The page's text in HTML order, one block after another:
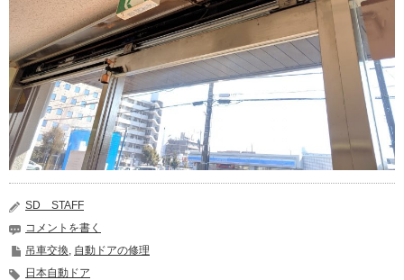
SD STAFF
コメントを書く
吊車交換 自動ドアの修理
日本自動ドア